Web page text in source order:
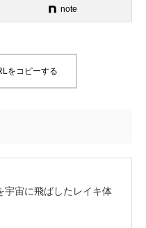
note
をコピーする
宇宙に飛ばしたレイキ体